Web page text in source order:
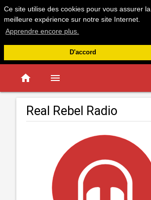
Ce site utilise des cookies pour vous assurer la
meilleure expérience sur notre site Internet.
Apprendre encore plus.
D'accord
home menu
Real Rebel Radio